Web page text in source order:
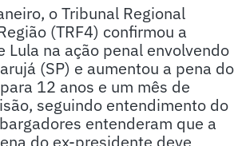
o Tribunal Regional
(TRF4) confirmou a
Lula na ação penal envolvendo
(SP) e aumentou a pena do
12 anos e um mês de
seguindo entendimento do
entenderam que a
do ex-presidente deve